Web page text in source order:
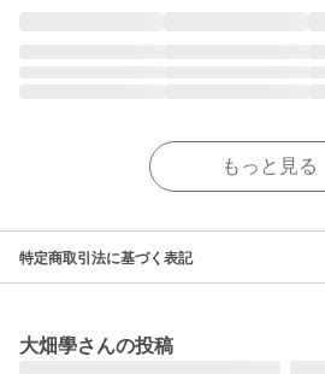
もっと見る
特定商取引法に基づく表記
大畑學さんの投稿